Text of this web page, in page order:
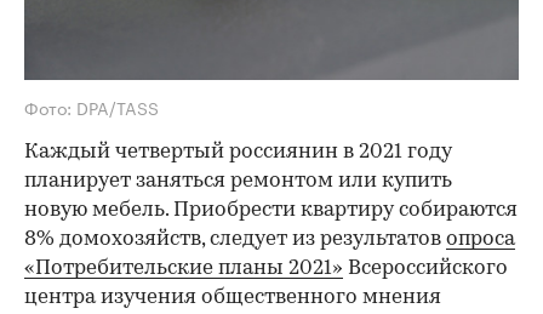
Фото: DPA/TASS
Каждый четвертый россиянин в 2021 году
планирует заняться ремонтом или купить
новую мебель. Приобрести квартиру собираются
8% домохозяйств, следует из результатов опроса
«Потребительские планы 2021» Всероссийского
центра изучения общественного мнения